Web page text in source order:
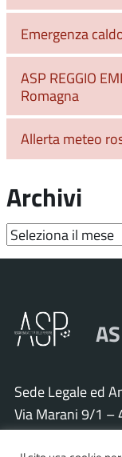
Emergenza
ASP REGGIO
Romagna
Allerta meteo
Archivi
Archivi
Sede Legale ed
Via Marani 9/1 –
Tel. 0522